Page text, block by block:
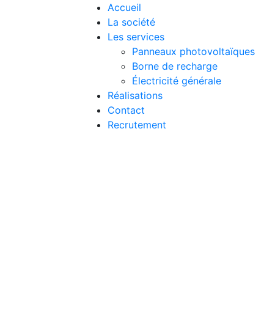
Accueil
La société
Les services
Panneaux photovoltaïques
Borne de recharge
Électricité générale
Réalisations
Contact
Recrutement